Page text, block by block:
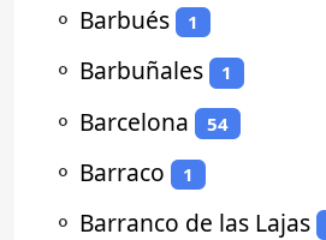
⚬ Barbués 1
⚬ Barbuñales 1
⚬ Barcelona 54
⚬ Barraco 1
⚬ Barranco de las Lajas